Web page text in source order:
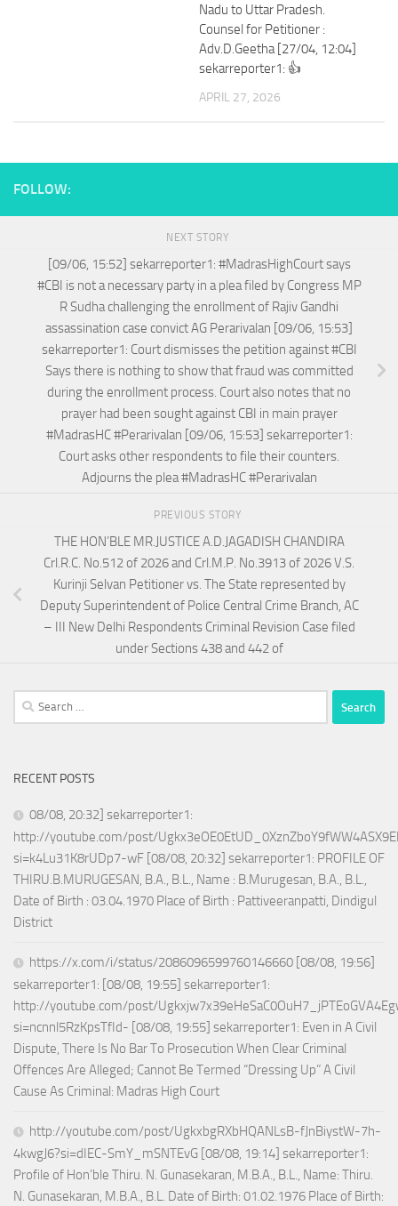
Nadu to Uttar Pradesh.
Counsel for Petitioner :
Adv.D.Geetha [27/04, 12:04]
sekarreporter1: 👍
APRIL 27, 2026
FOLLOW:
NEXT STORY
[09/06, 15:52] sekarreporter1: #MadrasHighCourt says
#CBI is not a necessary party in a plea filed by Congress MP
R Sudha challenging the enrollment of Rajiv Gandhi
assassination case convict AG Perarivalan [09/06, 15:53]
sekarreporter1: Court dismisses the petition against #CBI
Says there is nothing to show that fraud was committed
during the enrollment process. Court also notes that no
prayer had been sought against CBI in main prayer
#MadrasHC #Perarivalan [09/06, 15:53] sekarreporter1:
Court asks other respondents to file their counters.
Adjourns the plea #MadrasHC #Perarivalan
PREVIOUS STORY
THE HON’BLE MR.JUSTICE A.D.JAGADISH CHANDIRA
Crl.R.C. No.512 of 2026 and Crl.M.P. No.3913 of 2026 V.S.
Kurinji Selvan Petitioner vs. The State represented by
Deputy Superintendent of Police Central Crime Branch, AC
– III New Delhi Respondents Criminal Revision Case filed
under Sections 438 and 442 of
Search
for:
RECENT POSTS
08/08, 20:32] sekarreporter1:
http://youtube.com/post/
si=k4Lu31K8rUDp7-wF [08/08, 20:32] sekarreporter1: PROFILE OF
THIRU.B.MURUGESAN, B.A., B.L., Name : B.Murugesan, B.A., B.L.,
Date of Birth : 03.04.1970 Place of Birth : Pattiveeranpatti, Dindigul
District
https://x.com/i/status/2086096599760146660 [08/08, 19:56]
sekarreporter1: [08/08, 19:55] sekarreporter1:
http://youtube.com/post/
si=ncnnl5RzKpsTfId- [08/08, 19:55] sekarreporter1: Even in A Civil
Dispute, There Is No Bar To Prosecution When Clear Criminal
Offences Are Alleged; Cannot Be Termed “Dressing Up” A Civil
Cause As Criminal: Madras High Court
http://youtube.com/post/UgkxbgRXbHQANLsB-fJnBiystW-7h-
4kwgJ6?si=dIEC-SmY_mSNTEvG [08/08, 19:14] sekarreporter1:
Profile of Hon’ble Thiru. N. Gunasekaran, M.B.A., B.L., Name: Thiru.
N. Gunasekaran, M.B.A., B.L. Date of Birth: 01.02.1976 Place of Birth: